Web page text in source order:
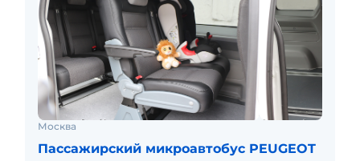
Москва
Пассажирский микроавтобус PEUGEOT